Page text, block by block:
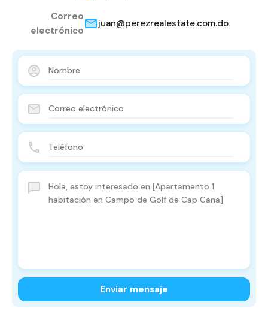
Correo
electrónico
juan@perezrealestate.com.do
Enviar mensaje